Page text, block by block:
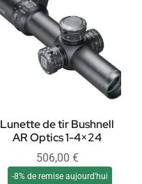
Lunette de tir Bushnell
AR Optics 1-4×24
506,00 €
-8% de remise aujourd'hui